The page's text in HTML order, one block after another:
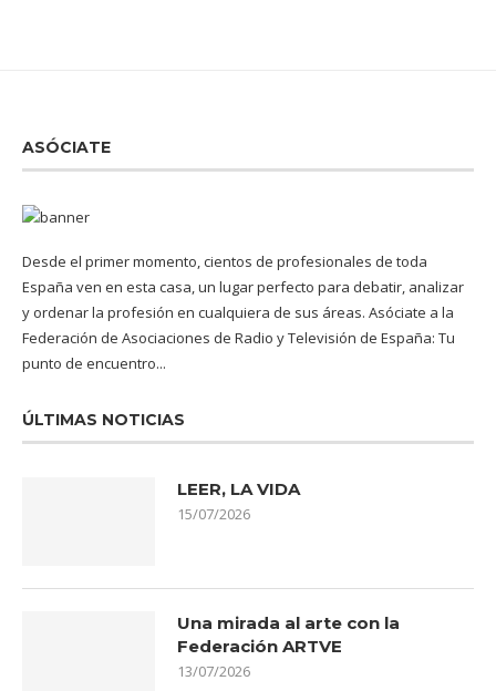
ASÓCIATE
Desde el primer momento, cientos de profesionales de toda
España ven en esta casa, un lugar perfecto para debatir, analizar
y ordenar la profesión en cualquiera de sus áreas. Asóciate a la
Federación de Asociaciones de Radio y Televisión de España: Tu
punto de encuentro...
ÚLTIMAS NOTICIAS
LEER, LA VIDA
15/07/2026
Una mirada al arte con la
Federación ARTVE
13/07/2026